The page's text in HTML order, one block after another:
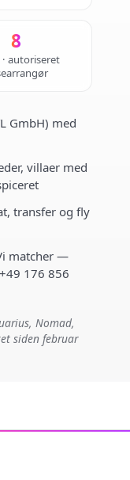
8
autoriseret
GmbH) med
villaer med
transfer og fly
matcher —
176 856
Nomad,
siden februar